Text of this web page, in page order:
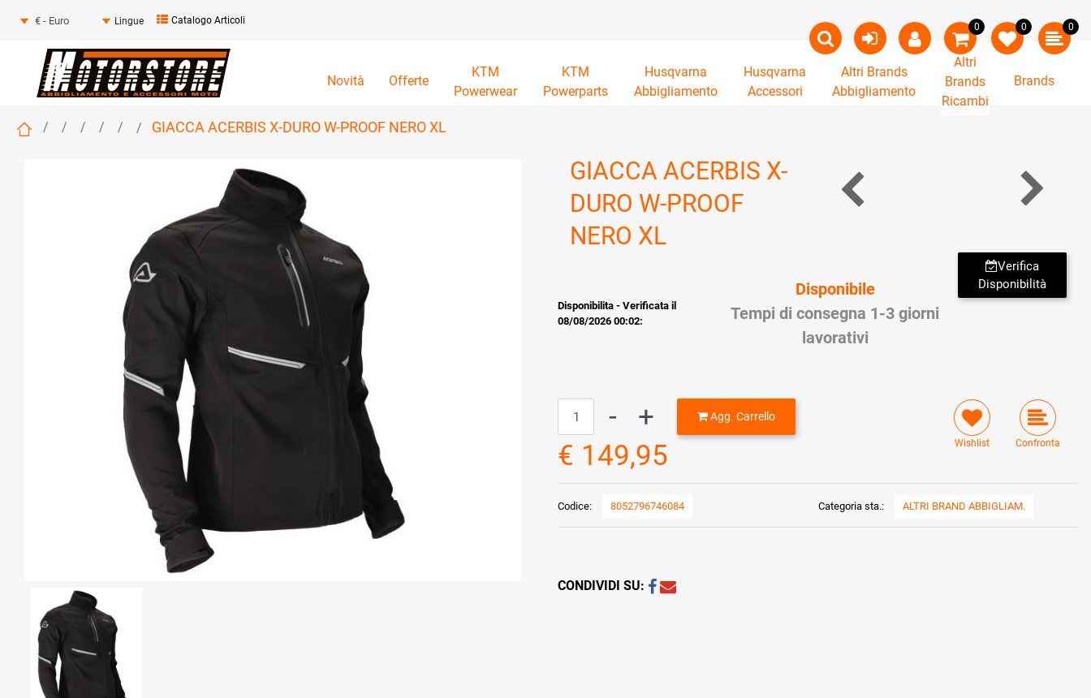
Seleziona una valuta
Lingue Catalogo Articoli
0 0 0
Novità Offerte
KTM
Powerwear
KTM
Powerparts
Husqvarna
Abbigliamento
Husqvarna
Accessori
Altri Brands
Abbigliamento
Altri
Brands
Ricambi
Brands
GIACCA ACERBIS X-DURO W-PROOF NERO XL
GIACCA ACERBIS X-
DURO W-PROOF
NERO XL
Disponibilita - Verificata il
08/08/2026 00:02:
Verifica
Disponibilità
Disponibile
Tempi di consegna 1-3 giorni
lavorativi
Quantità Agg. Carrello
Wishlist Confronta
€ 149,95
Codice: 8052796746084 Categoria sta.: ALTRI BRAND ABBIGLIAM.
CONDIVIDI SU: